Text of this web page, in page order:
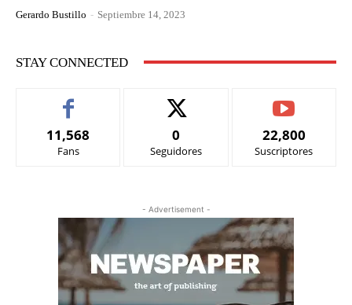
Gerardo Bustillo - Septiembre 14, 2023
STAY CONNECTED
11,568
Fans
0
Seguidores
22,800
Suscriptores
- Advertisement -